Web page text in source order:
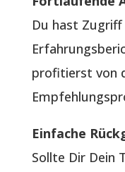
Du hast
profitierst von
Einfache
Sollte Dir Dein